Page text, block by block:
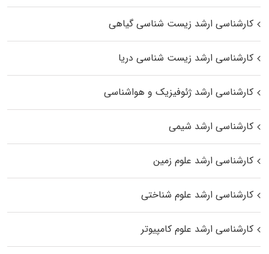
کارشناسی ارشد زیست‌ شناسی گیاهی
کارشناسی ارشد زیست‌ شناسی دریا
کارشناسی ارشد ژئوفیزیک و هواشناسی
کارشناسی ارشد شیمی
کارشناسی ارشد علوم زمین
کارشناسی ارشد علوم شناختی
کارشناسی ارشد علوم کامپیوتر